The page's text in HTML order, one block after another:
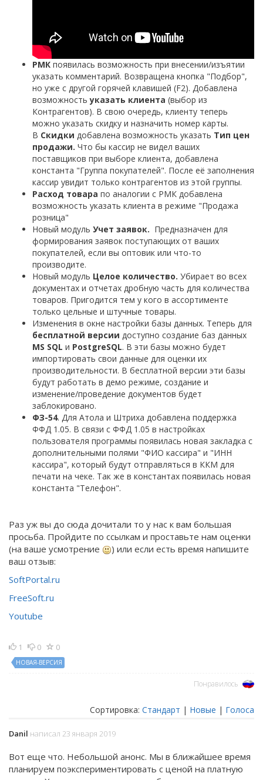
РМК появилась возможность при внесении/изъятии
указать комментарий. Возвращена кнопка "Подбор",
но уже с другой горячей клавишей (F2). Добавлена
возможностьуказать клиента (выбор из
Контрагентов). В свою очередь, клиенту теперь
можно указать скидку и назначить номер карты.
В Скидки добавлена возможность указать Тип цен
продажи. Что бы кассир не видел ваших
поставщиков при выборе клиента, добавлена
константа "Группа покупателей". После её заполнения
кассир увидит только контрагентов из этой группы.
Расход товара по аналогии с РМК добавлена
возможность указать клиента в режиме "Продажа
розница"
Новый модуль Учет заявок. Предназначен для
формирования заявок поступающих от ваших
покупателей, если вы оптовик или что-то
производите.
Новый модуль Целое количество. Убирает во всех
документах и отчетах дробную часть для количества
товаров. Пригодится тем у кого в ассортименте
только цельные и штучные товары.
Изменения в окне настройки базы данных. Теперь для
бесплатной версии доступно создание баз данных
MS SQL и PostgreSQL. В эти базы можно будет
импортировать свои данные для оценки их
производительности. В бесплатной версии эти базы
будут работать в демо режиме, создание и
изменение/проведение документов будет
заблокировано.
ФЗ-54. Для Атола и Штриха добавлена поддержка
ФФД 1.05. В связи с ФФД 1.05 в настройках
пользователя программы появилась новая закладка с
дополнительными полями "ФИО кассира" и "ИНН
кассира", который будут отправляться в ККМ для
печати на чеке. Так же в константах появилась новая
константа "Телефон".
Раз уж вы до сюда дочитали то у нас к вам большая
просьба. Пройдите по ссылкам и проставьте нам оценки
(на ваше усмотрение
) или если есть время напишите
ваш отзыв:
SoftPortal.ru
FreeSoft.ru
Youtube
1 0 0
НОВАЯ-ВЕРСИЯ
Понравилось
Сортировка: Стандарт | Новые | Голоса
Danil написал 23 января 2019
Вот еще что. Небольшой анонс. Мы в ближайшее время
планируем поэкспериментировать с ценой на платную